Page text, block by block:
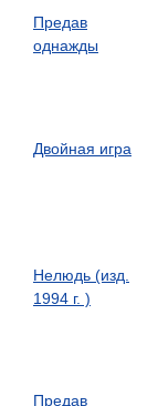
Предав
однажды
Двойная игра
Нелюдь (изд.
1994 г. )
Предав